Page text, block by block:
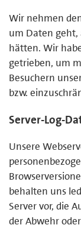
Wir nehmen
um Daten geht,
hätten. Wir
getrieben, um
Besuchern
bzw.
Server-Log-
Unsere
behalten uns
Server vor, die
der Abwehr